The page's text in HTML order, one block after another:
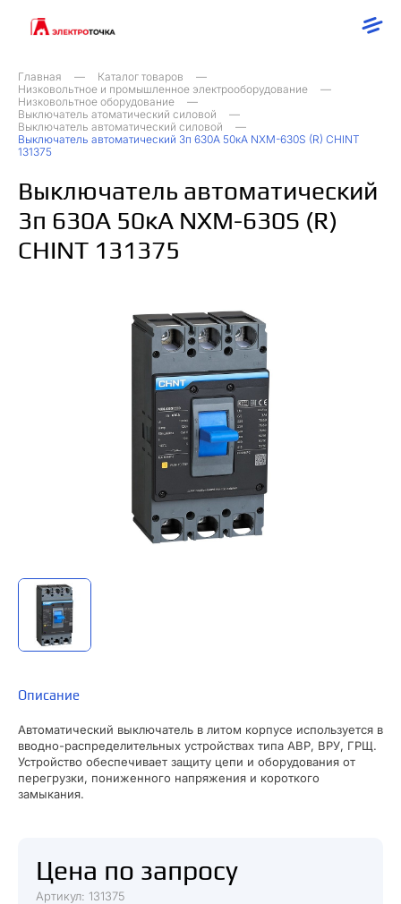
Главная
Каталог товаров
Низковольтное и промышленное электрооборудование
Низковольтное оборудование
Выключатель атоматический силовой
Выключатель автоматический силовой
Выключатель автоматический 3п 630А 50кА NXM-630S (R) CHINT
131375
Выключатель автоматический
3п 630А 50кА NXM-630S (R)
CHINT 131375
Описание
Автоматический выключатель в литом корпусе используется в
вводно-распределительных устройствах типа АВР, ВРУ, ГРЩ.
Устройство обеспечивает защиту цепи и оборудования от
перегрузки, пониженного напряжения и короткого
замыкания.
Цена по запросу
Артикул: 131375